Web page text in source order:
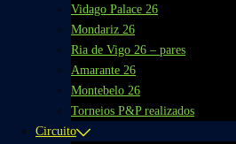
Vidago Palace 26
Mondariz 26
Ria de Vigo 26 – pares
Amarante 26
Montebelo 26
Torneios P&P realizados
Circuito